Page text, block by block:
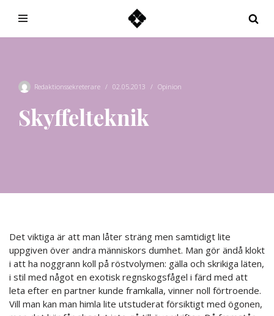
Redaktionssekreterare 02.05.2013 Opinion
Skyffelteknik
Det viktiga är att man låter sträng men samtidigt lite
uppgiven över andra människors dumhet. Man gör ändå klokt
i att ha noggrann koll på röstvolymen: gälla och skrikiga läten,
i stil med något en exotisk regnskogsfågel i färd med att
leta efter en partner kunde framkalla, vinner noll förtroende.
Vill man kan man himla lite utstuderat försiktigt med ögonen,